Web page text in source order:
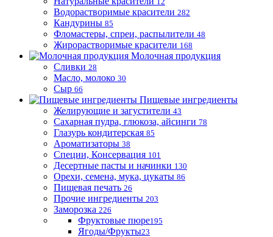
Водорастворимые красители 282
Кандурины 85
Фломастеры, спреи, распылители 48
Жирорастворимые красители 168
Молочная продукция
Сливки 28
Масло, молоко 30
Сыр 66
Пищевые ингредиенты
Желирующие и загустители 43
Сахарная пудра, глюкоза, айсинги 78
Глазурь кондитерская 85
Ароматизаторы 38
Специи, Консервация 101
Десертные пасты и начинки 130
Орехи, семена, мука, цукаты 86
Пищевая печать 26
Прочие ингредиенты 203
Заморозка 226
Фруктовые пюре195
Ягоды/Фрукты23